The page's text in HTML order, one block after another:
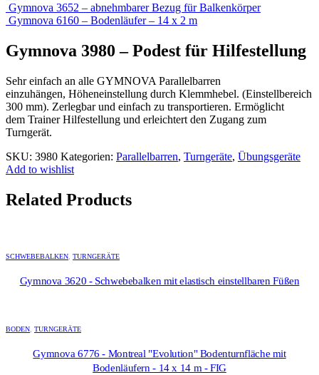
Gymnova 3652 – abnehmbarer Bezug für Balkenkörper
Gymnova 6160 – Bodenläufer – 14 x 2 m
Gymnova 3980 – Podest für Hilfestellung
Sehr einfach an alle GYMNOVA Parallelbarren
einzuhängen, Höheneinstellung durch Klemmhebel. (Einstellbereich
300 mm). Zerlegbar und einfach zu transportieren. Ermöglicht
dem Trainer Hilfestellung und erleichtert den Zugang zum
Turngerät.
SKU: 3980 Kategorien: Parallelbarren, Turngeräte, Übungsgeräte
Add to wishlist
Related Products
SCHWEBEBALKEN, TURNGERÄTE
Gymnova 3620 - Schwebebalken mit elastisch einstellbaren Füßen
BODEN, TURNGERÄTE
Gymnova 6776 - Montreal "Evolution" Bodenturnfläche mit
Bodenläufern - 14 x 14 m - FIG